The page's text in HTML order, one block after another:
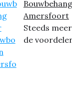
Amersfoort
Steeds
de